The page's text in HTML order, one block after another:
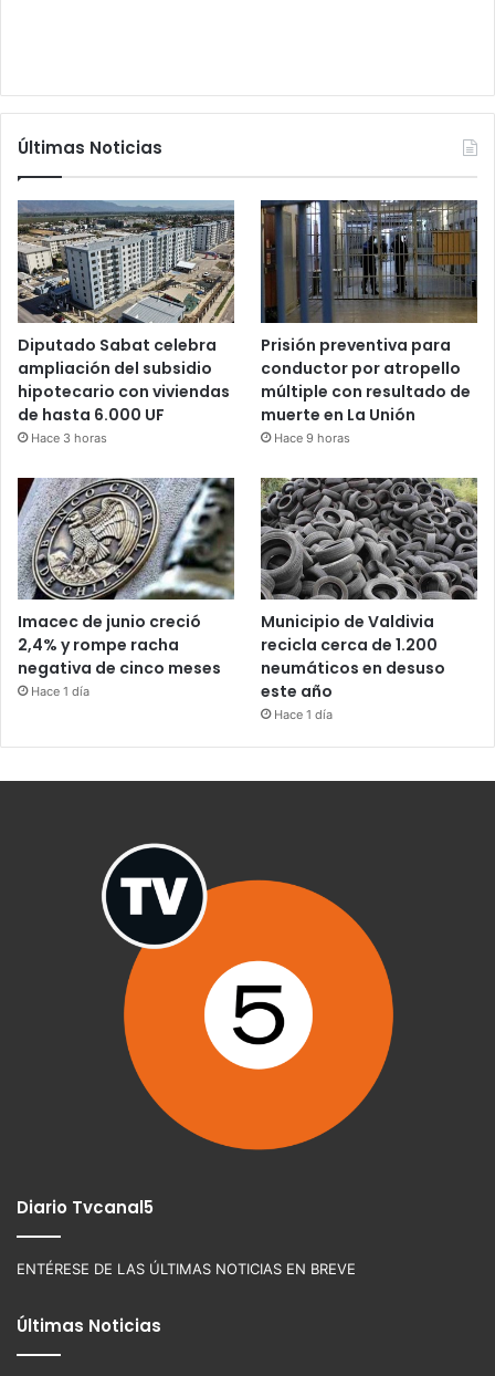
Últimas Noticias
Diputado Sabat celebra
ampliación del subsidio
hipotecario con viviendas
de hasta 6.000 UF
Hace 3 horas
Prisión preventiva para
conductor por atropello
múltiple con resultado de
muerte en La Unión
Hace 9 horas
Imacec de junio creció
2,4% y rompe racha
negativa de cinco meses
Hace 1 día
Municipio de Valdivia
recicla cerca de 1.200
neumáticos en desuso
este año
Hace 1 día
Diario Tvcanal5
ENTÉRESE DE LAS ÚLTIMAS NOTICIAS EN BREVE
Últimas Noticias